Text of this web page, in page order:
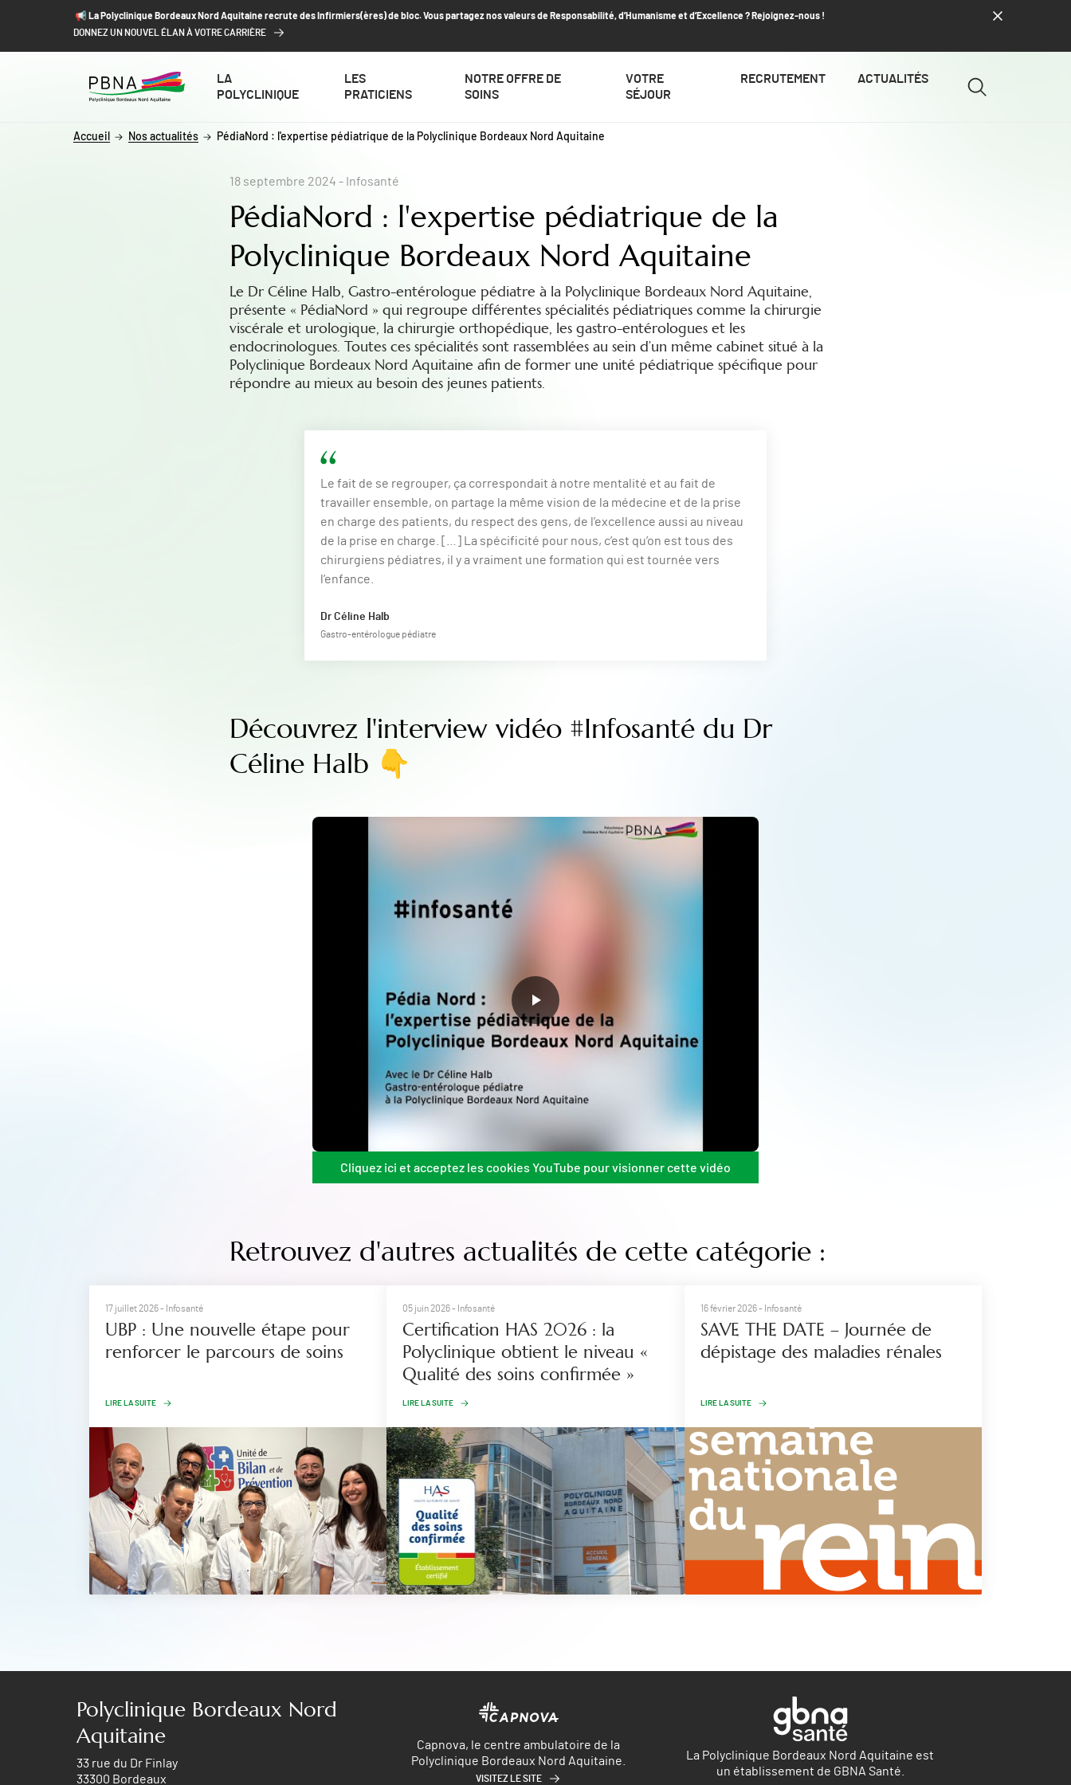
ALLER AU CONTENU
ALLER À LA RECHERCHE
📢​ La Polyclinique Bordeaux Nord Aquitaine recrute des Infirmiers(ères) de bloc. Vous partagez nos valeurs de Responsabilité, d’Humanisme et d’Excellence ? Rejoignez-nous !
DONNEZ UN NOUVEL ÉLAN À VOTRE CARRIÈRE
LA
POLYCLINIQUE
LES
PRATICIENS
NOTRE OFFRE DE
SOINS
VOTRE
SÉJOUR
RECRUTEMENT ACTUALITÉS
Accueil Nos actualités PédiaNord : l'expertise pédiatrique de la Polyclinique Bordeaux Nord Aquitaine
18 septembre 2024 - Infosanté
PédiaNord : l'expertise pédiatrique de la
Polyclinique Bordeaux Nord Aquitaine
Le Dr Céline Halb, Gastro-entérologue pédiatre à la Polyclinique Bordeaux Nord Aquitaine,
présente « PédiaNord » qui regroupe différentes spécialités pédiatriques comme la chirurgie
viscérale et urologique, la chirurgie orthopédique, les gastro-entérologues et les
endocrinologues. Toutes ces spécialités sont rassemblées au sein d’un même cabinet situé à la
Polyclinique Bordeaux Nord Aquitaine afin de former une unité pédiatrique spécifique pour
répondre au mieux au besoin des jeunes patients.
Le fait de se regrouper, ça correspondait à notre mentalité et au fait de
travailler ensemble, on partage la même vision de la médecine et de la prise
en charge des patients, du respect des gens, de l’excellence aussi au niveau
de la prise en charge. […] La spécificité pour nous, c’est qu’on est tous des
chirurgiens pédiatres, il y a vraiment une formation qui est tournée vers
l’enfance.
Dr Céline Halb
Gastro-entérologue pédiatre
Découvrez l'interview vidéo #Infosanté du Dr
Céline Halb 👇
Cliquez ici et acceptez les cookies YouTube pour visionner cette vidéo
Retrouvez d'autres actualités de cette catégorie :
17 juillet 2026- Infosanté
UBP : Une nouvelle étape pour
renforcer le parcours de soins
LIRE LA SUITE
05 juin 2026- Infosanté
Certification HAS 2026 : la
Polyclinique obtient le niveau «
Qualité des soins confirmée »
LIRE LA SUITE
16 février 2026- Infosanté
SAVE THE DATE – Journée de
dépistage des maladies rénales
LIRE LA SUITE
Polyclinique Bordeaux Nord
Aquitaine
33 rue du Dr Finlay
33300 Bordeaux
Capnova, le centre ambulatoire de la
Polyclinique Bordeaux Nord Aquitaine.
VISITEZ LE SITE
La Polyclinique Bordeaux Nord Aquitaine est
un établissement de GBNA Santé.